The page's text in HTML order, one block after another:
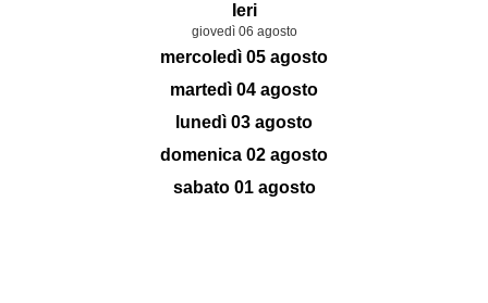
Ieri
giovedì 06 agosto
mercoledì 05 agosto
martedì 04 agosto
lunedì 03 agosto
domenica 02 agosto
sabato 01 agosto